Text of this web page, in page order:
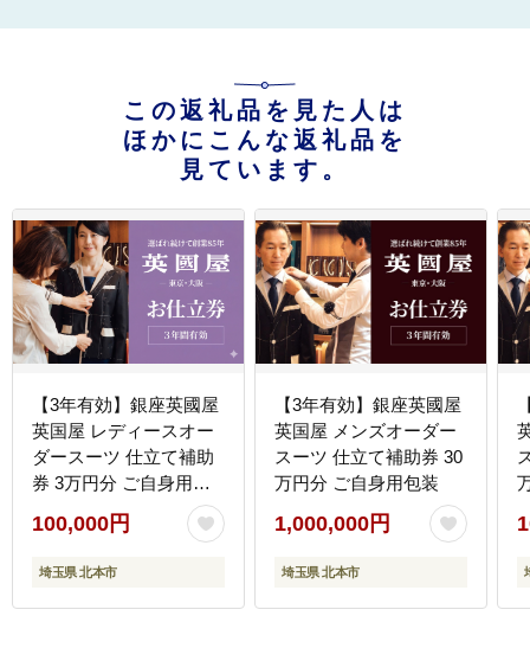
この返礼品を見た人は
ほかにこんな返礼品を
見ています。
【3年有効】銀座英國屋
英国屋 レディースオー
ダースーツ 仕立て補助
券 3万円分 ご自身用包
100,000円
埼玉県 北本市
【3年有効】銀座英國屋
英国屋 メンズオーダー
スーツ 仕立て補助券 30
万円分 ご自身用包装
1,000,000円
埼玉県 北本市